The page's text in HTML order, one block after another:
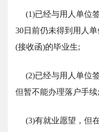
(1)已经与用人单位
30日前仍未得到用人
(接收函)的毕业生;
(2)已经与用人单位
但暂不能办理落户手续;
(3)有就业愿望，但